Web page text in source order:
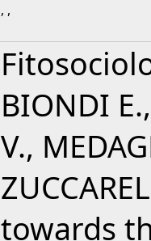
, ,
BIONDI
V.,
towards